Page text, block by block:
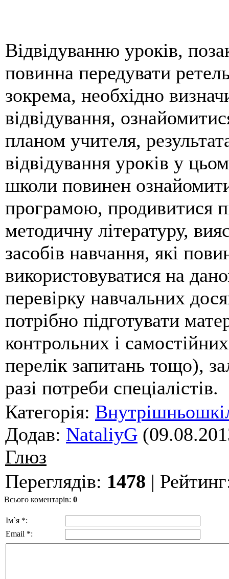
Відвідуванню уроків,
повинна передувати
зокрема, необхідно
відвідування,
планом учителя,
відвідування уроків у
школи повинен
програмою, продивитися
методичну літературу,
засобів навчання, які
використовуватися на
перевірку навчальних
потрібно підготувати
контрольних і
перелік запитань тощо),
разі потреби спеціалістів.
Категорія:
Додав: NataliyG
Глюз
Переглядів: 1478 | Рейтинг
Всього коментарів: 0
Ім`я *:
Email *: